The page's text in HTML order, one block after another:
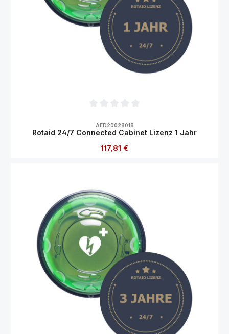
AED20028018
Rotaid 24/7 Connected Cabinet Lizenz 1 Jahr
Regulärer Preis:
117,81 €